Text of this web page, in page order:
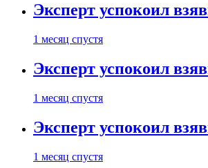
Эксперт успокоил
1 месяц спустя
Эксперт успокоил
1 месяц спустя
Эксперт успокоил
1 месяц спустя